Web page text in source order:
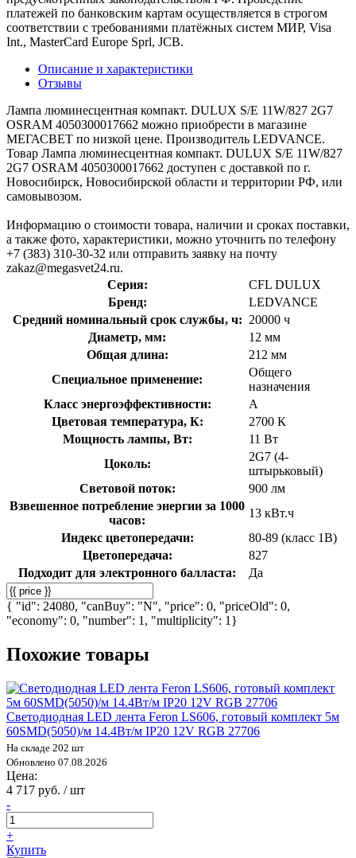
платежей по банковским картам осуществляется в строгом
соответствии с требованиями платёжных систем МИР, Visa
Int., MasterCard Europe Sprl, JCB.
Описание и характеристики
Отзывы
Лампа люминесцентная компакт. DULUX S/E 11W/827 2G7
OSRAM 4050300017662 можно приобрести в магазине
МЕГАСВЕТ по низкой цене. Производитель LEDVANCE.
Товар Лампа люминесцентная компакт. DULUX S/E 11W/827
2G7 OSRAM 4050300017662 доступен с доставкой по г.
Новосибирск, Новосибирской области и территории РФ, или
самовывозом.
Информацию о стоимости товара, наличии и сроках поставки,
а также фото, характеристики, можно уточнить по телефону
+7 (383) 310-30-32 или отправить заявку на почту
zakaz@megasvet24.ru.
Серия:
CFL DULUX
Бренд:
LEDVANCE
Средний номинальный срок службы, ч: 20000 ч
Диаметр, мм:
12 мм
Общая длина:
212 мм
Специальное применение:
Общего
назначения
Класс энергоэффективности:
A
Цветовая температура, К:
2700 К
Мощность лампы, Вт:
11 Вт
Цоколь:
2G7 (4-
штырьковый)
Световой поток:
900 лм
Взвешенное потребление энергии за 1000
часов:
13 кВт.ч
Индекс цветопередачи:
80-89 (класс 1В)
Цветопередача:
827
Подходит для электронного балласта:
Да
{ "id": 24080, "canBuy": "N", "price": 0, "priceOld": 0,
"economy": 0, "number": 1, "multiplicity": 1}
Похожие товары
Cветодиодная LED лента Feron LS606, готовый комплект 5м
60SMD(5050)/м 14.4Вт/м IP20 12V RGB 27706
На складе 202 шт
Обновлено 07.08.2026
Цена:
4 717 руб. / шт
-
+
Купить